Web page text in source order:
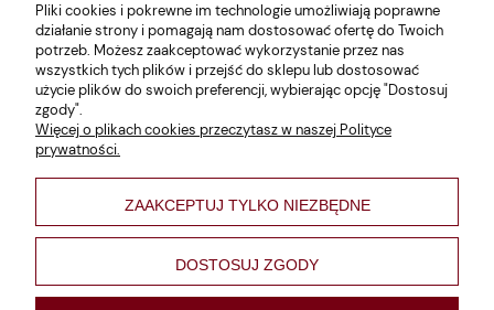
Dane firmy
Jak szukać?
Polityka prywatności
Regulamin
Poltyka cookies
varsaviana
Nowości
Pliki cookies i pokrewne im technologie umożliwiają poprawne
działanie strony i pomagają nam dostosować ofertę do Twoich
potrzeb. Możesz zaakceptować wykorzystanie przez nas
wszystkich tych plików i przejść do sklepu lub dostosować
użycie plików do swoich preferencji, wybierając opcję "Dostosuj
zgody".
Więcej o plikach cookies przeczytasz w naszej Polityce
prywatności.
ZAAKCEPTUJ TYLKO NIEZBĘDNE
DOSTOSUJ ZGODY